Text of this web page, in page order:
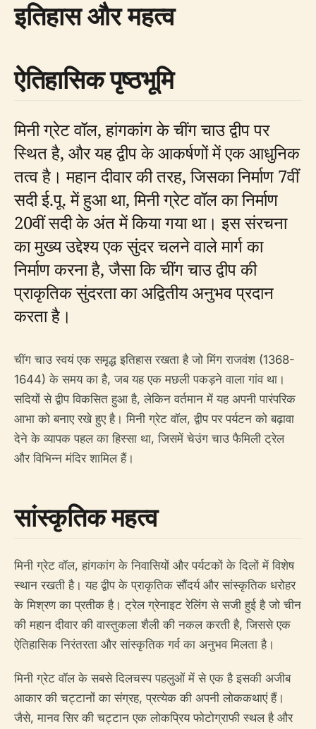
इतिहास और महत्व
ऐतिहासिक पृष्ठभूमि
मिनी ग्रेट वॉल, हांगकांग के चींग चाउ द्वीप पर
स्थित है, और यह द्वीप के आकर्षणों में एक आधुनिक
तत्व है। महान दीवार की तरह, जिसका निर्माण 7वीं
सदी ई.पू. में हुआ था, मिनी ग्रेट वॉल का निर्माण
20वीं सदी के अंत में किया गया था। इस संरचना
का मुख्य उद्देश्य एक सुंदर चलने वाले मार्ग का
निर्माण करना है, जैसा कि चींग चाउ द्वीप की
प्राकृतिक सुंदरता का अद्वितीय अनुभव प्रदान
करता है।
चींग चाउ स्वयं एक समृद्ध इतिहास रखता है जो मिंग राजवंश (1368-
1644) के समय का है, जब यह एक मछली पकड़ने वाला गांव था।
सदियों से द्वीप विकसित हुआ है, लेकिन वर्तमान में यह अपनी पारंपरिक
आभा को बनाए रखे हुए है। मिनी ग्रेट वॉल, द्वीप पर पर्यटन को बढ़ावा
देने के व्यापक पहल का हिस्सा था, जिसमें चेउंग चाउ फैमिली ट्रेल
और विभिन्न मंदिर शामिल हैं।
सांस्कृतिक महत्व
मिनी ग्रेट वॉल, हांगकांग के निवासियों और पर्यटकों के दिलों में विशेष
स्थान रखती है। यह द्वीप के प्राकृतिक सौंदर्य और सांस्कृतिक धरोहर
के मिश्रण का प्रतीक है। ट्रेल ग्रेनाइट रेलिंग से सजी हुई है जो चीन
की महान दीवार की वास्तुकला शैली की नकल करती है, जिससे एक
ऐतिहासिक निरंतरता और सांस्कृतिक गर्व का अनुभव मिलता है।
मिनी ग्रेट वॉल के सबसे दिलचस्प पहलुओं में से एक है इसकी अजीब
आकार की चट्टानों का संग्रह, प्रत्येक की अपनी लोककथाएं हैं।
जैसे, मानव सिर की चट्टान एक लोकप्रिय फोटोग्राफी स्थल है और